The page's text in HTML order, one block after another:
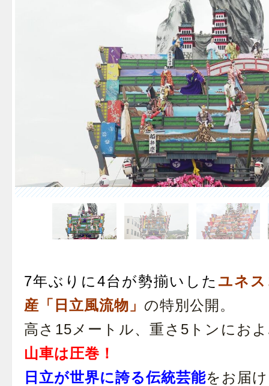
7年ぶりに4台が勢揃いした ユネ
産「日立風流物」 の特別公開。
高さ15メートル、重さ5トンにお
山車は圧巻！
日立が世界に誇る伝統芸能をお届